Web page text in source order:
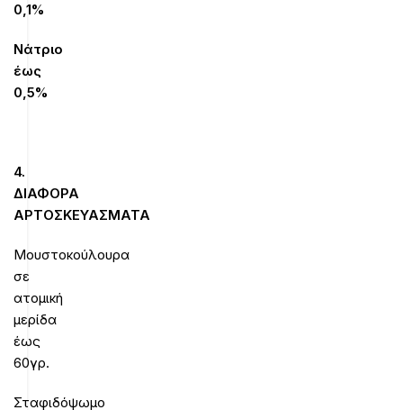
0,1%
Νάτριο
έως
0,5%
4.
ΔΙΑΦΟΡΑ
ΑΡΤΟΣΚΕΥΑΣΜΑΤΑ
Μουστοκούλουρα
σε
ατομική
μερίδα
έως
60γρ.
Σταφιδόψωμο